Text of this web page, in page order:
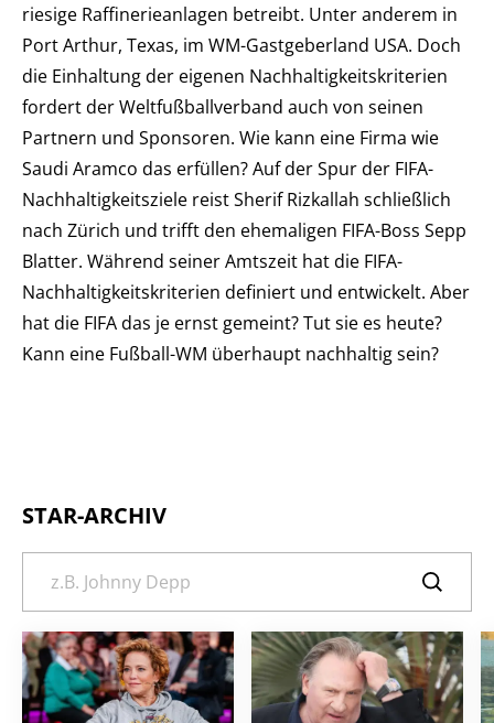
riesige Raffinerieanlagen betreibt. Unter anderem in
Port Arthur, Texas, im WM-Gastgeberland USA. Doch
die Einhaltung der eigenen Nachhaltigkeitskriterien
fordert der Weltfußballverband auch von seinen
Partnern und Sponsoren. Wie kann eine Firma wie
Saudi Aramco das erfüllen? Auf der Spur der FIFA-
Nachhaltigkeitsziele reist Sherif Rizkallah schließlich
nach Zürich und trifft den ehemaligen FIFA-Boss Sepp
Blatter. Während seiner Amtszeit hat die FIFA-
Nachhaltigkeitskriterien definiert und entwickelt. Aber
hat die FIFA das je ernst gemeint? Tut sie es heute?
Kann eine Fußball-WM überhaupt nachhaltig sein?
STAR-ARCHIV